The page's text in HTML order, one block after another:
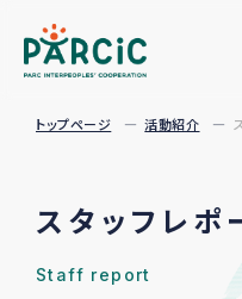
トップページ 活動紹介
スタッフレポ
Staff report